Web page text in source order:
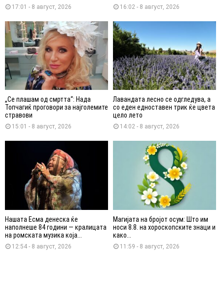
17:01 - 8 август, 2026 16:02 - 8 август, 2026
„Се плашам од смртта“: Нада
Топчагиќ проговори за најголемите
стравови
15:01 - 8 август, 2026
Лавандата лесно се одгледува, а
со еден едноставен трик ќе цвета
цело лето
14:02 - 8 август, 2026
Нашата Есма денеска ќе
наполнеше 84 години — кралицата
на ромската музика која...
12:54 - 8 август, 2026
Магијата на бројот осум: Што им
носи 8.8. на хороскопските знаци и
како...
11:59 - 8 август, 2026